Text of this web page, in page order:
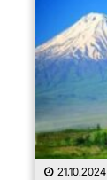
21.10.2024